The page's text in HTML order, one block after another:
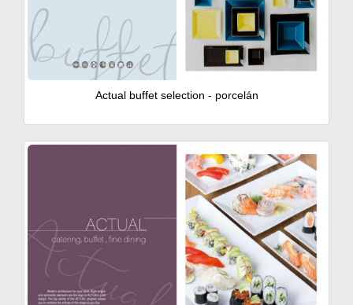
Actual buffet selection - porcelán